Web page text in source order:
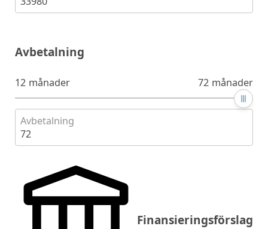
Avbetalning
12 månader 72 månader
Avbetalning
72
Finansieringsförslag